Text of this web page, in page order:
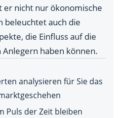
er nicht nur ökonomische
beleuchtet auch die
die Einfluss auf die
Anlegern haben können.
analysieren für Sie das
Puls der Zeit bleiben